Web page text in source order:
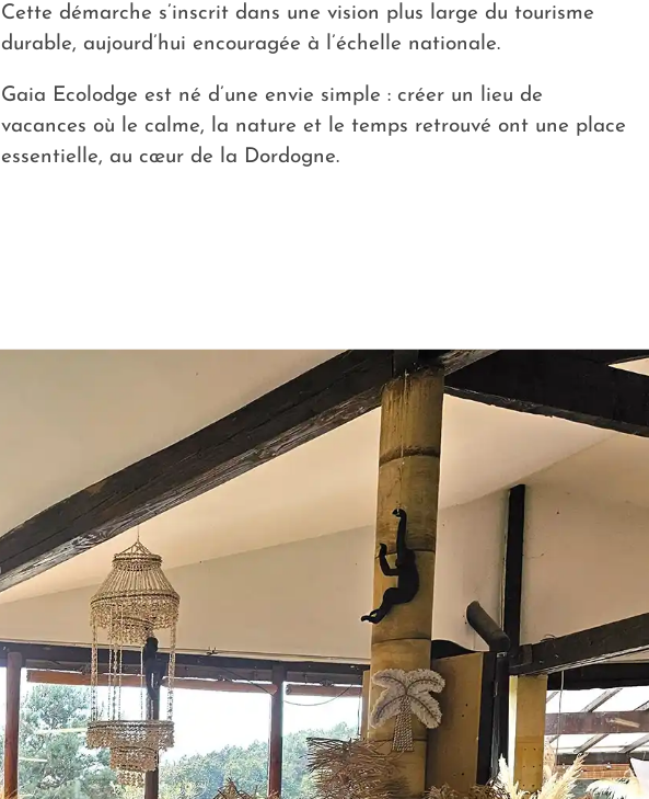
Cette démarche s’inscrit dans une vision plus large du tourisme
durable, aujourd’hui encouragée à l’échelle nationale.
Gaia Ecolodge est né d’une envie simple : créer un lieu de
vacances où le calme, la nature et le temps retrouvé ont une place
essentielle, au cœur de la Dordogne.